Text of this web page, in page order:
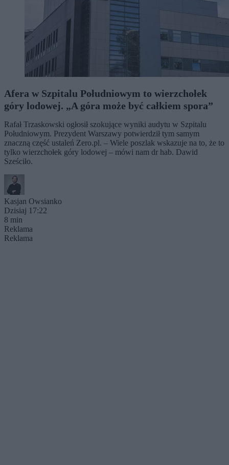
Afera w Szpitalu Południowym to wierzchołek
góry lodowej. „A góra może być całkiem spora”
Rafał Trzaskowski ogłosił szokujące wyniki audytu w Szpitalu
Południowym. Prezydent Warszawy potwierdził tym samym
znaczną część ustaleń Zero.pl. – Wiele poszlak wskazuje na to, że to
tylko wierzchołek góry lodowej – mówi nam dr hab. Dawid
Sześciło.
Kasjan Owsianko
Dzisiaj 17:22
8 min
Reklama
Reklama